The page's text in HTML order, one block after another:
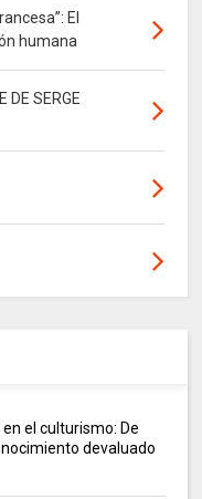
El
humana
DE SERGE
el culturismo: De
devaluado